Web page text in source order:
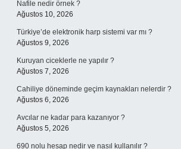
Nafile nedir örnek ?
Ağustos 10, 2026
Türkiye’de elektronik harp sistemi var mı ?
Ağustos 9, 2026
Kuruyan ciceklerle ne yapılır ?
Ağustos 7, 2026
Cahiliye döneminde geçim kaynakları nelerdir ?
Ağustos 6, 2026
Avcılar ne kadar para kazanıyor ?
Ağustos 5, 2026
690 nolu hesap nedir ve nasıl kullanılır ?